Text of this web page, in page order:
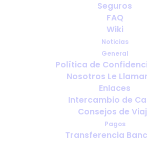
Seguros
FAQ
Wiki
Noticias
General
Política de
Nosotros Le
Enlaces
Intercambio de
Consejos de
Pagos
Transferencia
How Much Oxygen Do
Need for a Holiday? (And
People Get It Wrong)